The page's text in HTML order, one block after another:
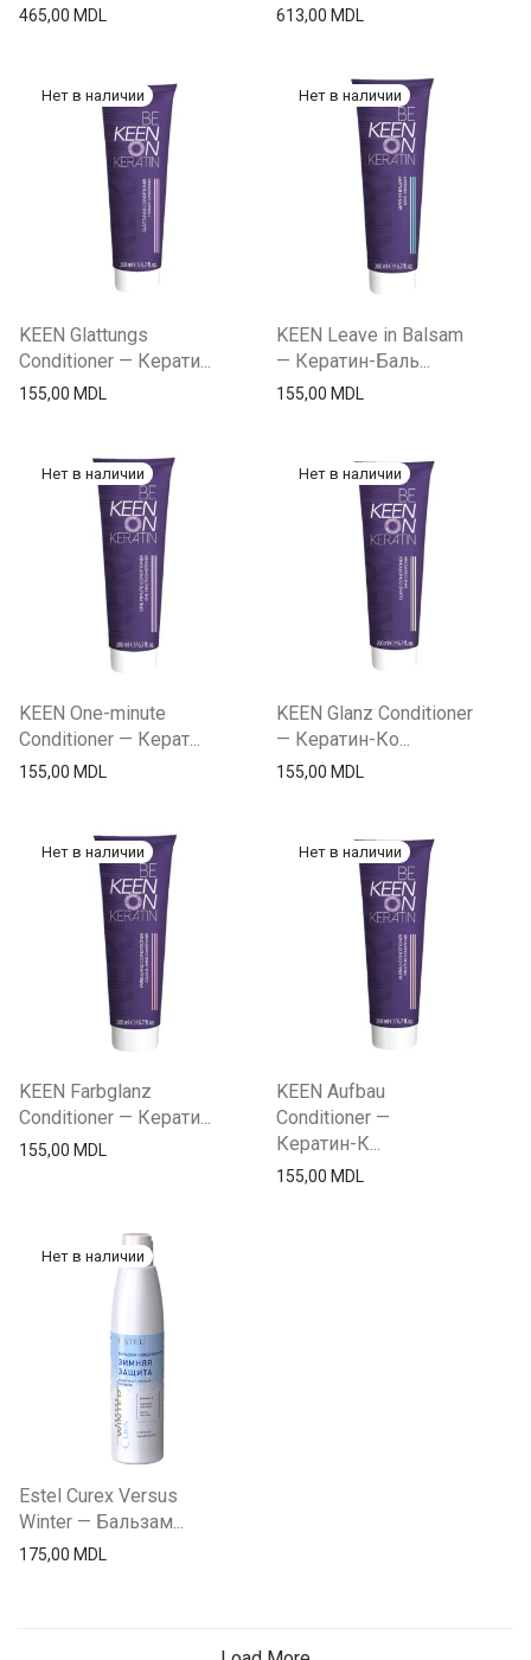
465,00 MDL 613,00 MDL
KEEN Glattungs
Conditioner — Керати...
155,00 MDL
KEEN Leave in Balsam
— Кератин-Баль...
155,00 MDL
KEEN One-minute
Conditioner — Керат...
155,00 MDL
KEEN Glanz Conditioner
— Кератин-Ко...
155,00 MDL
KEEN Farbglanz
Conditioner — Керати...
155,00 MDL
KEEN Aufbau
Conditioner —
Кератин-К...
155,00 MDL
Estel Curex Versus
Winter — Бальзам...
175,00 MDL